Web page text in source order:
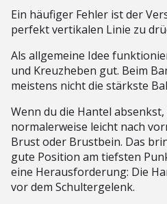
Ein häufiger Fehler ist der
perfekt vertikalen Linie zu
Als allgemeine Idee
und Kreuzheben gut. Beim
meistens nicht die stärkste
Wenn du die Hantel
normalerweise leicht nach
Brust oder Brustbein. Das
gute Position am tiefsten
eine Herausforderung: Die
vor dem Schultergelenk.